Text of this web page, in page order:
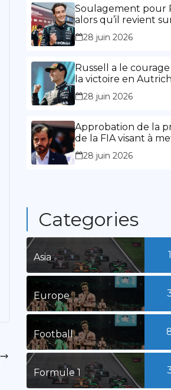
l’expérience »
Soulagement pour
alors qu’il revient
chemin de la victoire
28 juin 2026
Russell a le
la victoire en
28 juin 2026
Approbation de la
de la FIA visant à
la limitation des
présidence
28 juin 2026
Categories
Asia 1
Europe
Football
Formule 1